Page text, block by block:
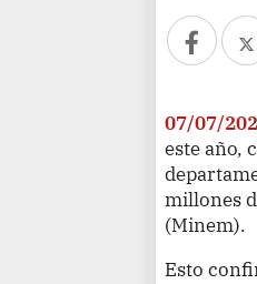
07/07/
este año,
millones
(Minem).
Esto